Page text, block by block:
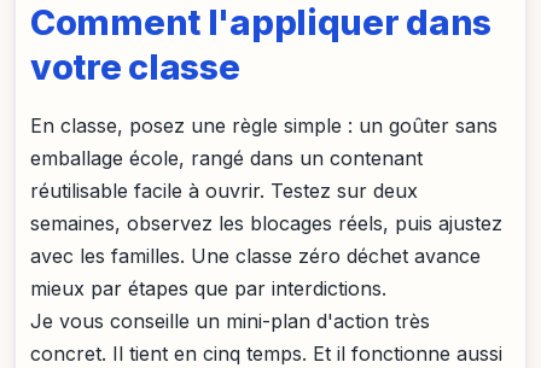
Comment l'appliquer dans
votre classe
En classe, posez une règle simple : un goûter sans
emballage école, rangé dans un contenant
réutilisable facile à ouvrir. Testez sur deux
semaines, observez les blocages réels, puis ajustez
avec les familles. Une classe zéro déchet avance
mieux par étapes que par interdictions.
Je vous conseille un mini-plan d'action très
concret. Il tient en cinq temps. Et il fonctionne aussi